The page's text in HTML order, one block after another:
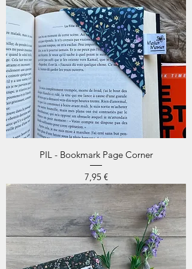
PIL - Bookmark Page Corner
Prix
7,95 €